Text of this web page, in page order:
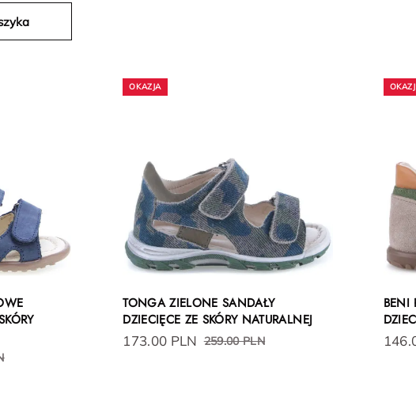
TONGA ZIELONE SANDAŁY
DZIECIĘCE ZE SKÓRY NATURALNEJ
173.00 PLN 259.00 PLN
BENI